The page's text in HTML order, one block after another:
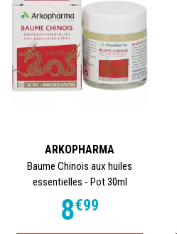
ARKOPHARMA
Baume Chinois aux huiles
essentielles - Pot 30ml
8€99